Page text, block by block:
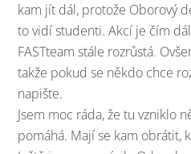
kam jít dál, protože Oborový
to vidí studenti. Akcí je čím
FASTteam stále rozrůstá.
takže pokud se někdo chce
napište.
Jsem moc ráda, že tu vzniklo
pomáhá. Mají se kam obrátit,